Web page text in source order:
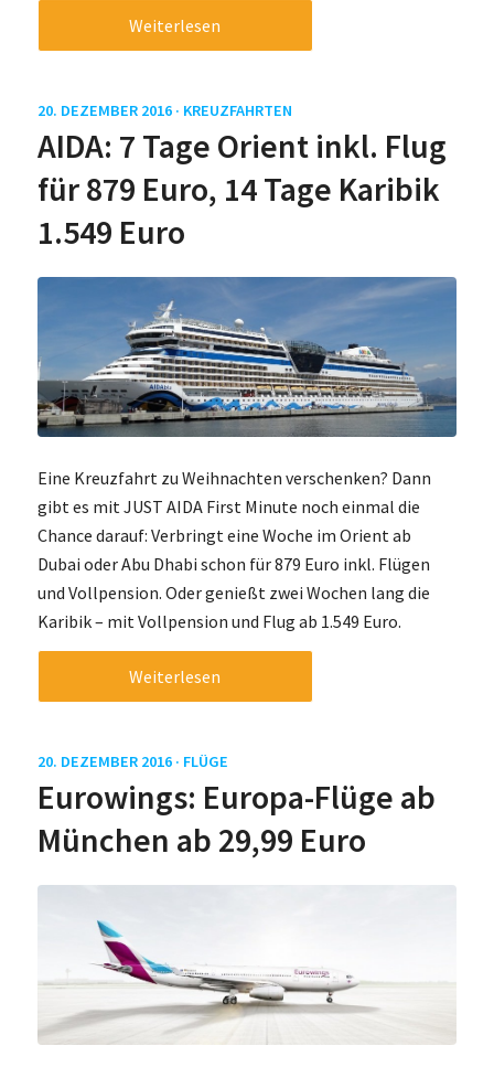
Weiterlesen
20. DEZEMBER 2016 · KREUZFAHRTEN
AIDA: 7 Tage Orient inkl. Flug
für 879 Euro, 14 Tage Karibik
1.549 Euro
Eine Kreuzfahrt zu Weihnachten verschenken? Dann
gibt es mit JUST AIDA First Minute noch einmal die
Chance darauf: Verbringt eine Woche im Orient ab
Dubai oder Abu Dhabi schon für 879 Euro inkl. Flügen
und Vollpension. Oder genießt zwei Wochen lang die
Karibik – mit Vollpension und Flug ab 1.549 Euro.
Weiterlesen
20. DEZEMBER 2016 · FLÜGE
Eurowings: Europa-Flüge ab
München ab 29,99 Euro